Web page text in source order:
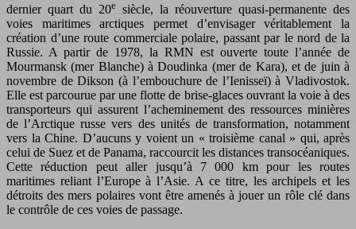
dernier quart du 20e siècle, la réouverture quasi-permanente des
voies maritimes arctiques permet d’envisager véritablement la
création d’une route commerciale polaire, passant par le nord de la
Russie. A partir de 1978, la RMN est ouverte toute l’année de
Mourmansk (mer Blanche) à Doudinka (mer de Kara), et de juin à
novembre de Dikson (à l’embouchure de l’Ienisseï) à Vladivostok.
Elle est parcourue par une flotte de brise-glaces ouvrant la voie à des
transporteurs qui assurent l’acheminement des ressources minières
de l’Arctique russe vers des unités de transformation, notamment
vers la Chine. D’aucuns y voient un « troisième canal » qui, après
celui de Suez et de Panama, raccourcit les distances transocéaniques.
Cette réduction peut aller jusqu’à 7 000 km pour les routes
maritimes reliant l’Europe à l’Asie. A ce titre, les archipels et les
détroits des mers polaires vont être amenés à jouer un rôle clé dans
le contrôle de ces voies de passage.